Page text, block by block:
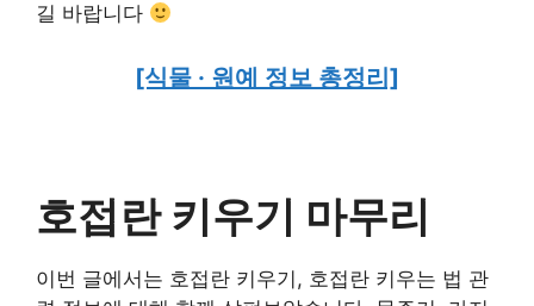
길 바랍니다
[식물 · 원예 정보 총정리]
호접란 키우기 마무리
이번 글에서는 호접란 키우기, 호접란 키우는 법 관